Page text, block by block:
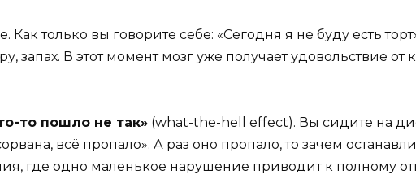
Как только вы говорите себе: «Сегодня я не буду есть
запах. В этот момент мозг уже получает удовольствие
то пошло не так» (what-the-hell effect). Вы сидите на
всё пропало». А раз оно пропало, то зачем
где одно маленькое нарушение приводит к полному